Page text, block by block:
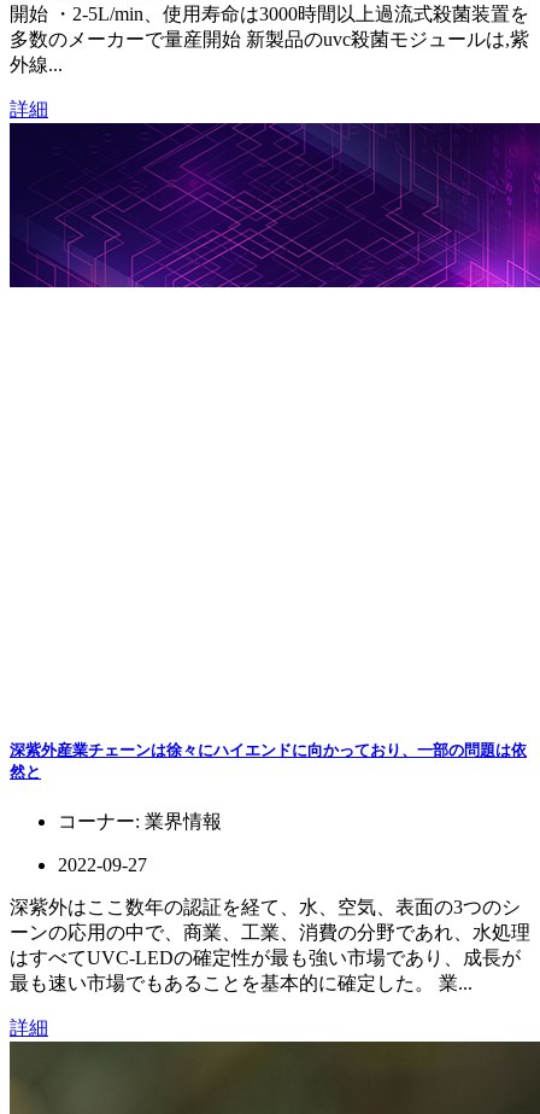
開始 ・2-5L/min、使用寿命は3000時間以上過流式殺菌装置を
多数のメーカーで量産開始 新製品のuvc殺菌モジュールは,紫
外線...
詳細
深紫外産業チェーンは徐々にハイエンドに向かっており、一部の問題は依
然と
コーナー: 業界情報
2022-09-27
深紫外はここ数年の認証を経て、水、空気、表面の3つのシ
ーンの応用の中で、商業、工業、消費の分野であれ、水処理
はすべてUVC-LEDの確定性が最も強い市場であり、成長が
最も速い市場でもあることを基本的に確定した。 業...
詳細